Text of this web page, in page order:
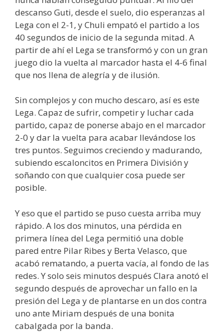
descanso Guti, desde el suelo, dio esperanzas al
Lega con el 2-1, y Chuli empató el partido a los
40 segundos de inicio de la segunda mitad. A
partir de ahí el Lega se transformó y con un gran
juego dio la vuelta al marcador hasta el 4-6 final
que nos llena de alegría y de ilusión.
Sin complejos y con mucho descaro, así es este
Lega. Capaz de sufrir, competir y luchar cada
partido, capaz de ponerse abajo en el marcador
2-0 y dar la vuelta para acabar llevándose los
tres puntos. Seguimos creciendo y madurando,
subiendo escaloncitos en Primera División y
soñando con que cualquier cosa puede ser
posible.
Y eso que el partido se puso cuesta arriba muy
rápido. A los dos minutos, una pérdida en
primera línea del Lega permitió una doble
pared entre Pilar Ribes y Berta Velasco, que
acabó rematando, a puerta vacía, al fondo de las
redes. Y solo seis minutos después Clara anotó el
segundo después de aprovechar un fallo en la
presión del Lega y de plantarse en un dos contra
uno ante Miriam después de una bonita
cabalgada por la banda.